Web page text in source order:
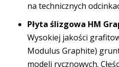
na technicznych
Płyta ślizgowa HM
Wysokiej jakości
Modulus Graphite)
modeli rycznowych.